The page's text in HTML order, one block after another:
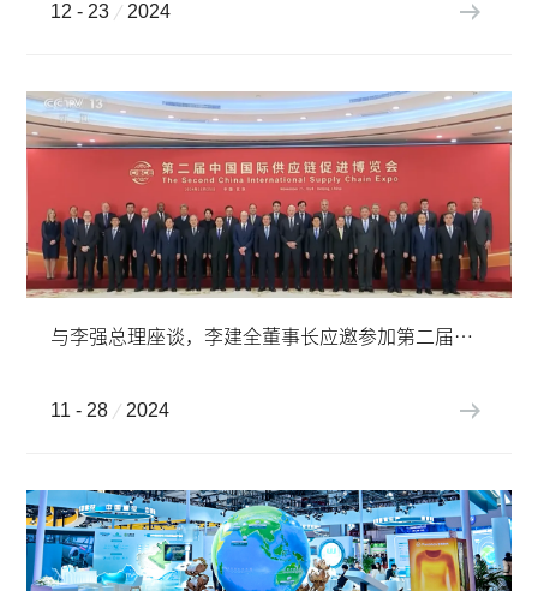
12 - 23 2024
与李强总理座谈，李建全董事长应邀参加第二届链博会
11 - 28 2024